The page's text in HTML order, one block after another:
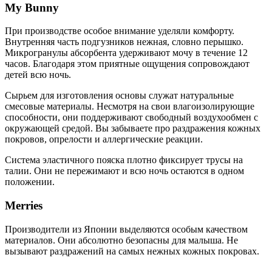
My Bunny
При производстве особое внимание уделяли комфорту.
Внутренняя часть подгузников нежная, словно перышко.
Микрогранулы абсорбента удерживают мочу в течение 12
часов. Благодаря этом приятные ощущения сопровождают
детей всю ночь.
Сырьем для изготовления основы служат натуральные
смесовые материалы. Несмотря на свои влагоизолирующие
способности, они поддерживают свободный воздухообмен с
окружающей средой. Вы забываете про раздражения кожных
покровов, опрелости и аллергические реакции.
Система эластичного пояска плотно фиксирует трусы на
талии. Они не пережимают и всю ночь остаются в одном
положении.
Merries
Производители из Японии выделяются особым качеством
материалов. Они абсолютно безопасны для малыша. Не
вызывают раздражений на самых нежных кожных покровах.